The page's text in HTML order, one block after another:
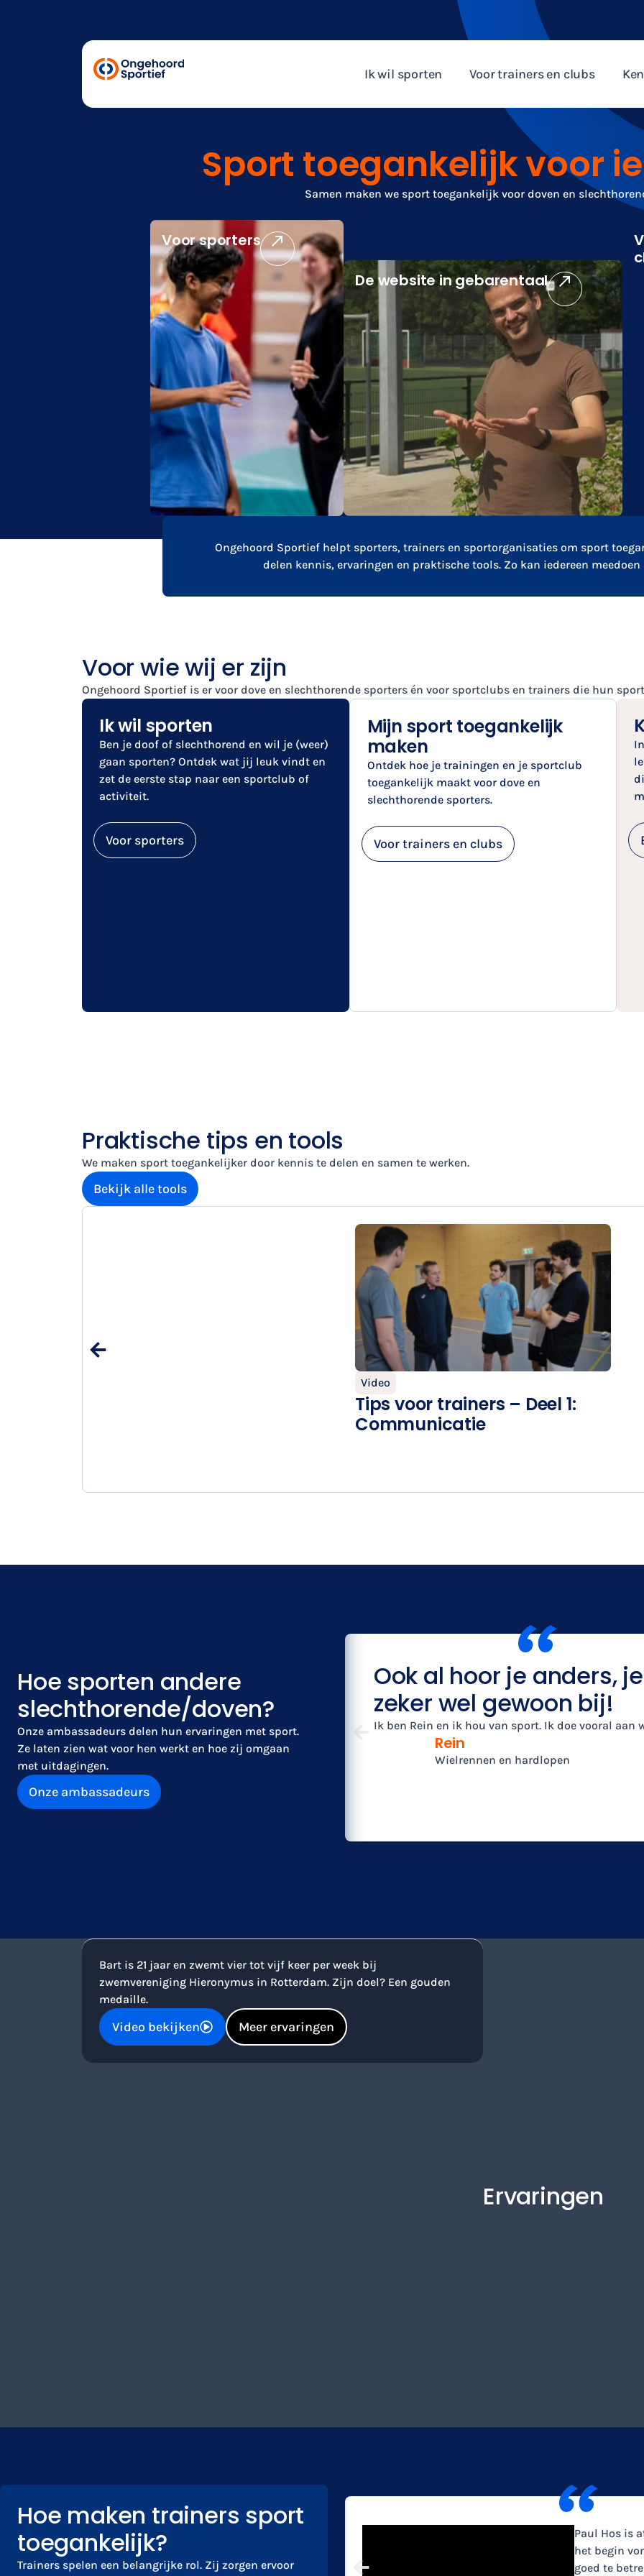
Ik wil sporten Voor trainers en clubs
Sport toegankelijk voor
Samen maken we sport toegankelijk voor doven en
Voor sporters
De website in gebarentaal
Ongehoord Sportief helpt sporters, trainers en sportorganisaties om sport
delen kennis, ervaringen en praktische tools. Zo kan iedereen
Voor wie wij er zijn
Ongehoord Sportief is er voor dove en slechthorende sporters én voor sportclubs en trainers die hun
Ik wil sporten
Ben je doof of slechthorend en wil je (weer)
gaan sporten? Ontdek wat jij leuk vindt en
zet de eerste stap naar een sportclub of
activiteit.
Voor sporters
Mijn sport toegankelijk
maken
Ontdek hoe je trainingen en je sportclub
toegankelijk maakt voor dove en
slechthorende sporters.
Voor trainers en clubs
Praktische tips en tools
We maken sport toegankelijker door kennis te delen en samen te werken.
Bekijk alle tools
Video
Tips voor trainers – Deel 1:
Communicatie
Hoe sporten andere
slechthorende/doven?
Onze ambassadeurs delen hun ervaringen met sport.
Ze laten zien wat voor hen werkt en hoe zij omgaan
met uitdagingen.
Onze ambassadeurs
Ook al hoor je anders,
zeker wel gewoon bij!
Ik ben Rein en ik hou van sport. Ik doe vooral aan
Rein
Wielrennen en hardlopen
Bart is 21 jaar en zwemt vier tot vijf keer per week bij
zwemvereniging Hieronymus in Rotterdam. Zijn doel? Een gouden
medaille.
Video bekijken Meer ervaringen
Ervaringen
Hoe maken trainers sport
toegankelijk?
Trainers spelen een belangrijke rol. Zij zorgen ervoor
Paul Hos is
het begin
goed te